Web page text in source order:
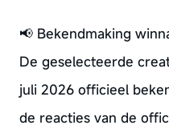
📢 Bekendmaking
De geselecteerde
juli 2026 officieel
de reacties van de